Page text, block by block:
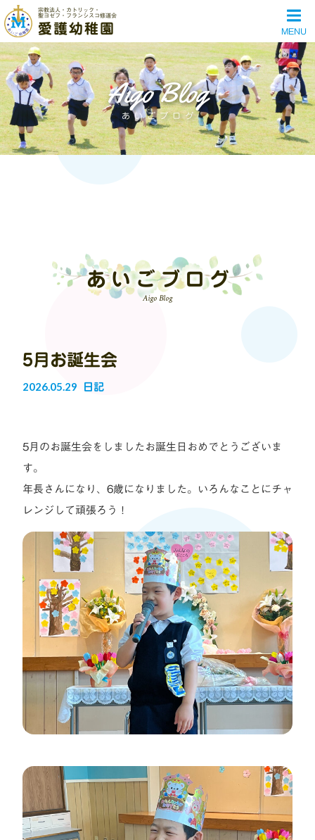
宗教法人・カトリック・
聖ヨゼフ・フランシスコ修道会
愛護幼稚園 MENU
Aigo Blog
あいごブログ
あいごブログ
Aigo Blog
5月お誕生会
2026.05.29 日記
5月のお誕生会をしましたお誕生日おめでとうございま
す。
年長さんになり、6歳になりました。いろんなことにチャ
レンジして頑張ろう！